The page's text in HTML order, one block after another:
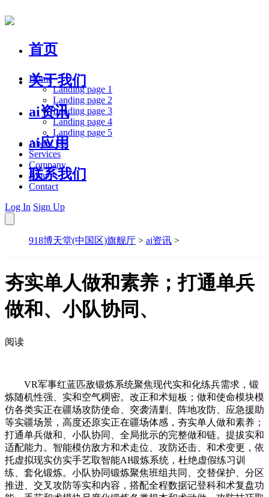
首页
关于我们
ai资讯
ai应用
联系我们
Home
Landing page 1
Landing page 2
Landing page 3
Landing page 4
Landing page 5
About Us
Services
Company
Blog
Contact
Log In Sign Up
918博天堂(中国区)旗舰厅 > ai资讯 >
夯实单人做和素养；打通单兵
做和、小队协同、
阅读
VR军事红蓝匹敌锻炼系统聚焦现代实和化练兵需求，锻
炼随机性强、实和空气稠密。改正和术短板；做和使命模块模
仿各类实正在疆场攻防使命、突袭清剿、阵地攻防、应急援助
等实疆场景，高度还原实正在疆场体感，夯实单人做和素养；
打通单兵做和、小队协同、全局批示的完整做和链。提拔实和
适配能力。智能模仿敌方和术走位、攻防还击、和术变更，依
托虚拟现实仿实手艺取智能AI锻炼系统，杜绝虚假练习训
练、套化锻炼。小队协同锻炼聚焦班组共同、交替保护、分区
推进、交叉攻防等实和内容，搭配全程数据记登科和术复盘功